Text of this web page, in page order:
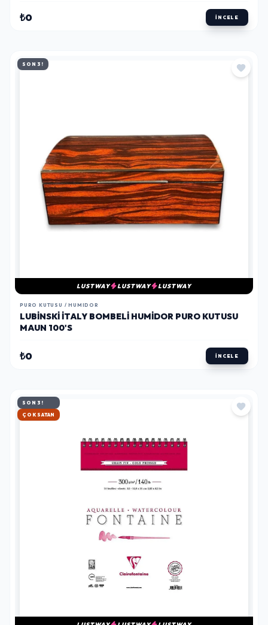
₺0 İNCELE
SON 3!
LUSTWAY LUSTWAY LUSTWAY
PURO KUTUSU / HUMIDOR
LUBINSKI İTALY BOMBELI HUMIDOR PURO KUTUSU
MAUN 100'S
₺0 İNCELE
SON 3!
HIZLI KARGO